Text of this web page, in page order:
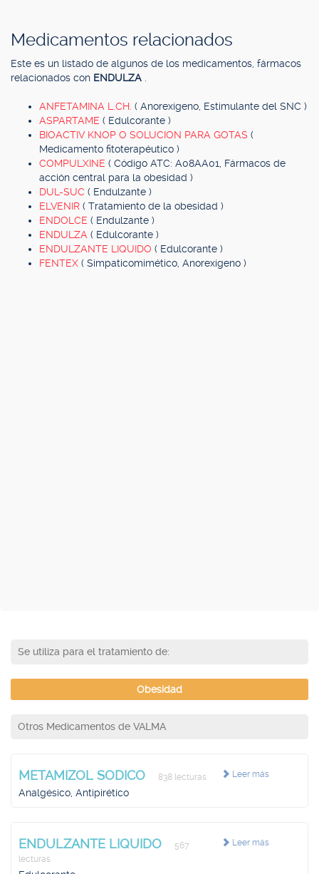
Medicamentos relacionados
Este es un listado de algunos de los medicamentos, fármacos
relacionados con ENDULZA
ANFETAMINA L.CH. ( Anorexígeno, Estimulante del SNC )
ASPARTAME ( Edulcorante )
BIOACTIV KNOP O SOLUCION PARA GOTAS (
Medicamento fitoterapéutico )
COMPULXINE ( Código ATC: A08AA01, Fármacos de
acción central para la obesidad )
DUL-SUC ( Endulzante )
ELVENIR ( Tratamiento de la obesidad )
ENDOLCE ( Endulzante )
ENDULZA ( Edulcorante )
ENDULZANTE LIQUIDO ( Edulcorante )
FENTEX ( Simpaticomimético, Anorexígeno )
Se utiliza para el tratamiento de:
Obesidad
Otros Medicamentos de VALMA
Leer más
METAMIZOL SODICO 838 lecturas
Analgésico, Antipirético
Leer más
ENDULZANTE LIQUIDO
567
lecturas